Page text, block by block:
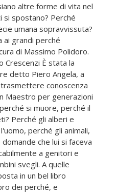
altre forme di vita nel
si spostano? Perché
umana sopravvissuta?
ai grandi perché
di Massimo Polidoro.
Crescenzi È stata la
detto Piero Angela, a
conoscenza
Maestro per generazioni
si muore, perché il
Perché gli alberi e
perché gli animali,
che lui si faceva
a genitori e
svegli. A quelle
in un bel libro
dei perché, e